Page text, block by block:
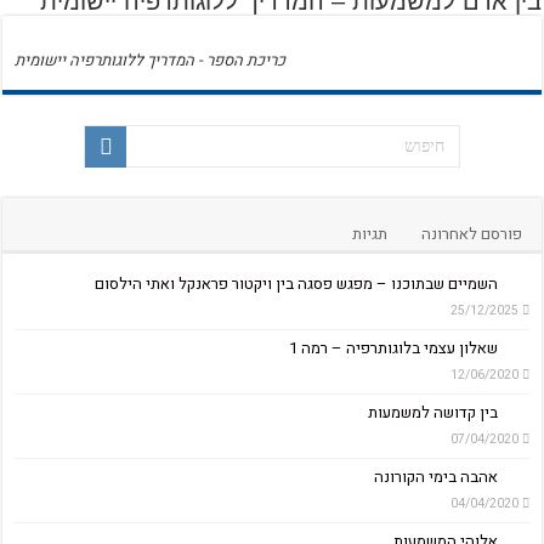
כריכת הספר - המדריך ללוגותרפיה יישומית
פורסם לאחרונה תגיות
השמיים שבתוכנו – מפגש פסגה בין ויקטור פראנקל ואתי הילסום
25/12/2025
שאלון עצמי בלוגותרפיה – רמה 1
12/06/2020
בין קדושה למשמעות
07/04/2020
אהבה בימי הקורונה
04/04/2020